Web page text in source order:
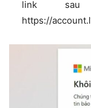
link
https://